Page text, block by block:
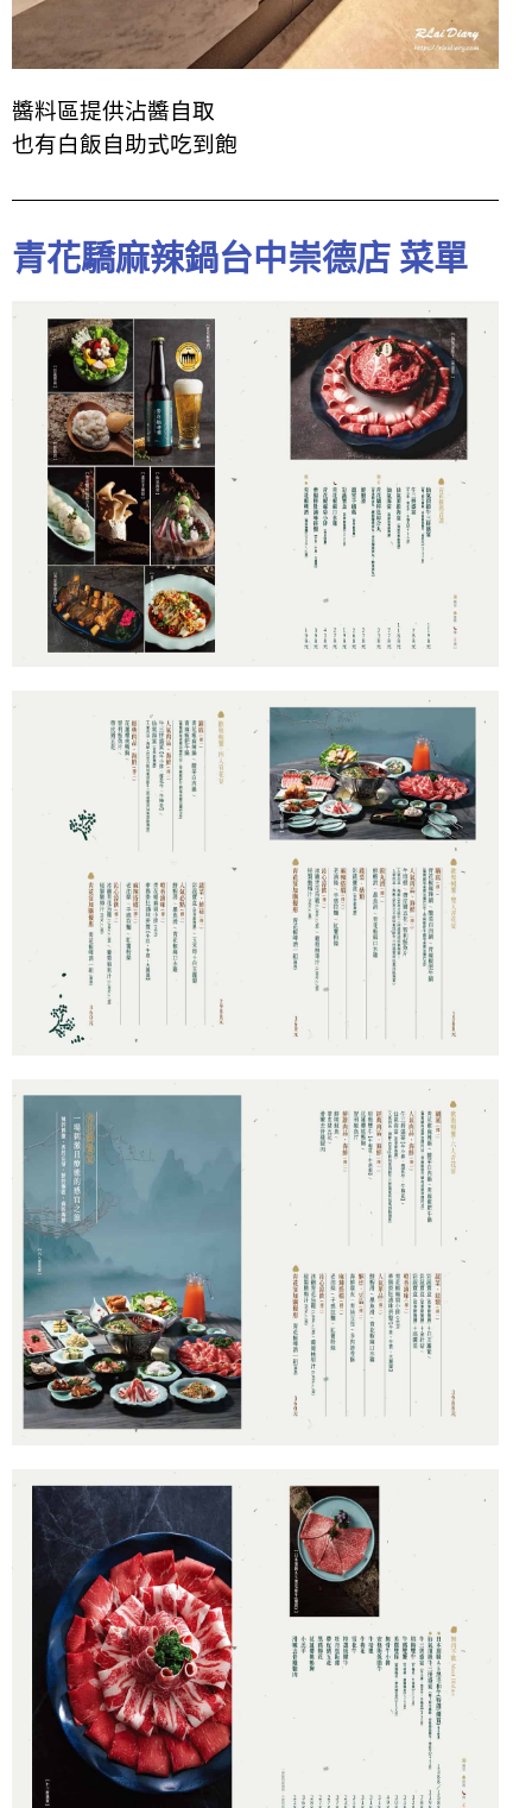
醬料區提供沾醬自取
也有白飯自助式吃到飽
青花驕麻辣鍋台中崇德店 菜單